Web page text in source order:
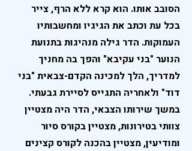
הסובב אותו. הוא קרא ללא הרף, צייר
בכל עת וכתב את הגיגיו ומחשבותיו
העמוקות. הדר גילה מנהיגות בתנועת
הנוער "בני עקיבא" והפך בה מחניך
למדריך, הלך למכינה הקדם-צבאית "בני
דוד" ולאחריה התגייס לסיירת גבעתי.
במשך שירותו הצבאי, הדר היה מצטיין
צוותי בטירונות, מצטיין בקורס סיור
ומודיעין, מצטיין בהכנה לקורס קצינים